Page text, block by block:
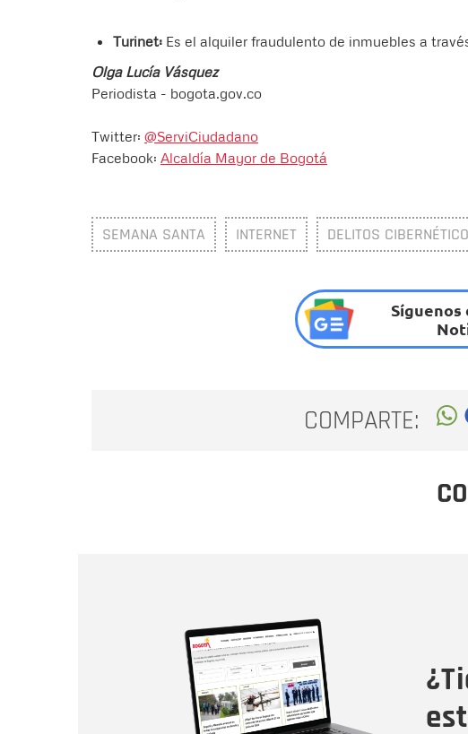
Turinet: Es el alquiler fraudulento de inmuebles a
Olga Lucía Vásquez
Periodista - bogota.gov.co
Twitter: @ServiCiudadano
Facebook: Alcaldía Mayor de Bogotá
SEMANA SANTA INTERNET DELITOS
Síguenos
COMPARTE: